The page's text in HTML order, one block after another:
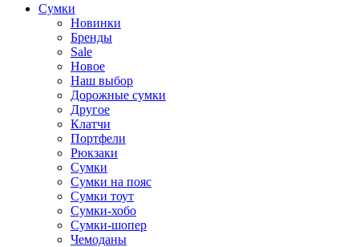
Cумки
Новинки
Бренды
Sale
Новое
Наш выбор
Дорожные сумки
Другое
Клатчи
Портфели
Рюкзаки
Сумки
Сумки на пояс
Сумки тоут
Сумки-хобо
Сумки-шопер
Чемоданы